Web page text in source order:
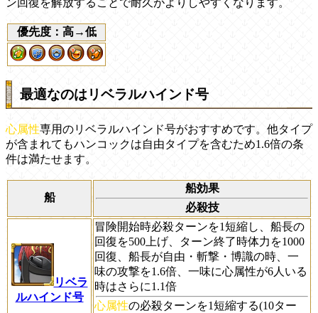
優先度：高→低
最適なのはリベラルハインド号
心属性専用のリベラルハインド号がおすすめです。他タイプ
が含まれてもハンコックは自由タイプを含むため1.6倍の条
件は満たせます。
船
船効果
必殺技
リベラ
ルハインド号
冒険開始時必殺ターンを1短縮し、船長の
回復を500上げ、ターン終了時体力を1000
回復、船長が自由・斬撃・博識の時、一
味の攻撃を1.6倍、一味に心属性が6人いる
時はさらに1.1倍
心属性の必殺ターンを1短縮する(10ター